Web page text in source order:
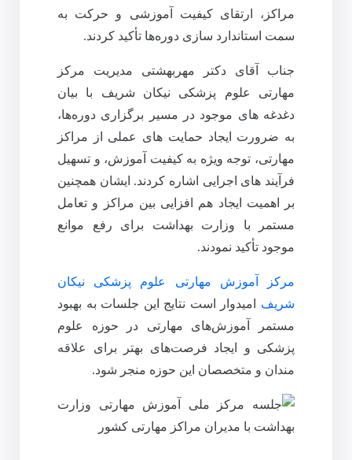
مراکز، ارتقای کیفیت آموزشی و حرکت به
سمت استاندارد سازی دوره‌ها تأکید کردند.
جناب آقای دکتر مهربهشتی مدیریت مرکز
مهارتی علوم پزشکی نیکان شریف با بیان
دغدغه های موجود در مسیر برگزاری دوره‌ها،
به ضرورت ایجاد حمایت‌ های عملی از مراکز
مهارتی، توجه ویژه به کیفیت آموزش، و تسهیل
فرآیند های اجرایی اشاره کردند. ایشان همچنین
بر اهمیت ایجاد هم‌ افزایی بین مراکز و تعامل
مستمر با وزارت بهداشت برای رفع موانع
موجود تأکید نمودند.
مرکز آموزش مهارتی علوم پزشکی نیکان
شریف امیدوار است نتایج این جلسات به بهبود
مستمر آموزش‌های مهارتی در حوزه علوم
پزشکی و ایجاد فرصت‌های بهتر برای علاقه‌
مندان و متخصصان این حوزه منجر شود.